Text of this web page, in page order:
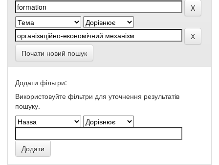
Почати новий пошук
Додати фільтри:
Використовуйте фільтри для уточнення результатів
пошуку.